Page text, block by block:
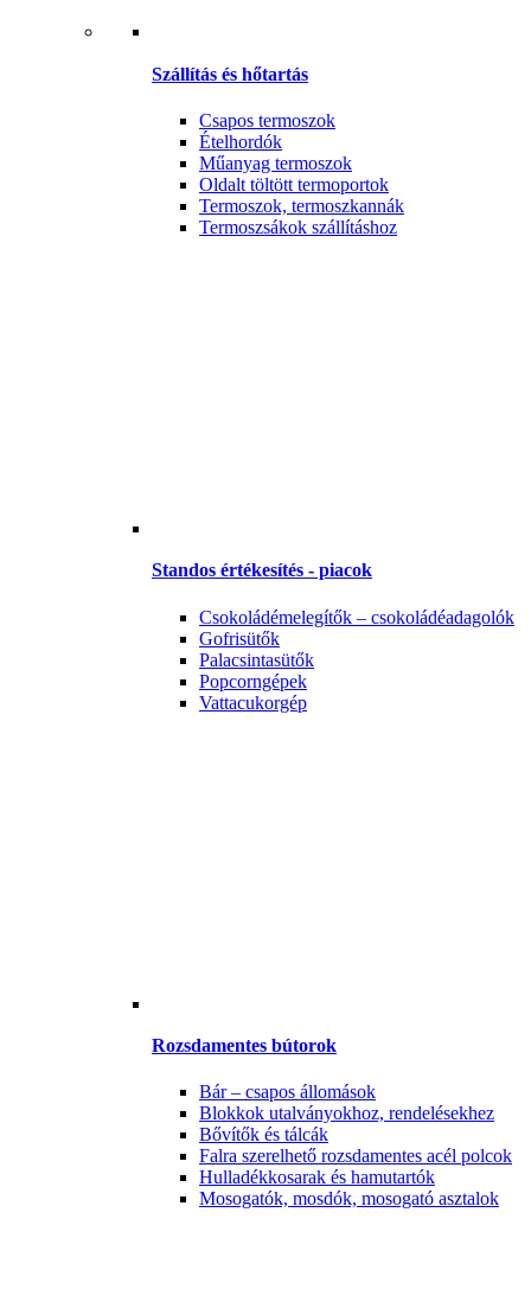
Szállítás és hőtartás
Csapos termoszok
Ételhordók
Műanyag termoszok
Oldalt töltött termoportok
Termoszok, termoszkannák
Termoszsákok szállításhoz
Standos értékesítés - piacok
Csokoládémelegítők – csokoládéadagolók
Gofrisütők
Palacsintasütők
Popcorngépek
Vattacukorgép
Rozsdamentes bútorok
Bár – csapos állomások
Blokkok utalványokhoz, rendelésekhez
Bővítők és tálcák
Falra szerelhető rozsdamentes acél polcok
Hulladékkosarak és hamutartók
Mosogatók, mosdók, mosogató asztalok